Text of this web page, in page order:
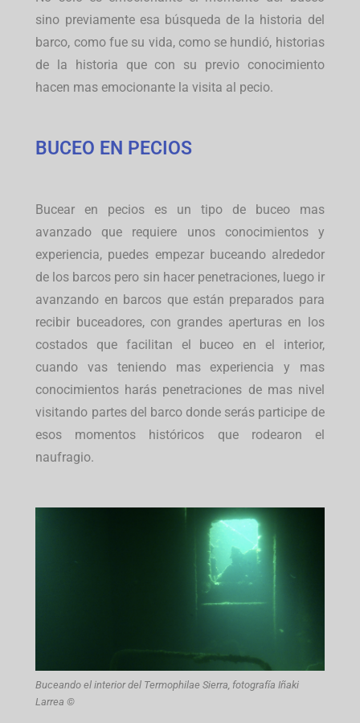
sino previamente esa búsqueda de la historia del
barco, como fue su vida, como se hundió, historias
de la historia que con su previo conocimiento
hacen mas emocionante la visita al pecio.
BUCEO EN PECIOS
Bucear en pecios es un tipo de buceo mas
avanzado que requiere unos conocimientos y
experiencia, puedes empezar buceando alrededor
de los barcos pero sin hacer penetraciones, luego ir
avanzando en barcos que están preparados para
recibir buceadores, con grandes aperturas en los
costados que facilitan el buceo en el interior,
cuando vas teniendo mas experiencia y mas
conocimientos harás penetraciones de mas nivel
visitando partes del barco donde serás participe de
esos momentos históricos que rodearon el
naufragio.
Buceando el interior del Termophilae Sierra, fotografía Iñaki
Larrea ©